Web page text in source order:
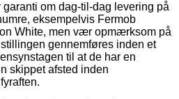
om dag-til-dag levering på
eksempelvis Fermob
White, men vær opmærksom på
gennemføres inden et
til at de har en
skippet afsted inden